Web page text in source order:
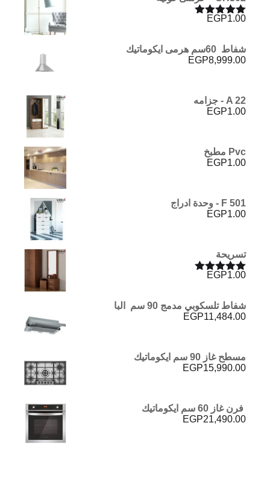
تم التقييم
EGP1.00
شفاط 60سم هرمى ايكوماتيك
EGP8,999.00
A 22 - جزامه
EGP1.00
Pvc مطبخ
EGP1.00
F 501 - وحدة ادراج
EGP1.00
تسريحة
تم التقييم
EGP1.00
شفاط تلسكوبي مدمج 90 سم البا
EGP11,484.00
مسطح غاز 90 سم ايكوماتيك
EGP15,990.00
فرن غاز 60 سم ايكوماتيك
EGP21,490.00